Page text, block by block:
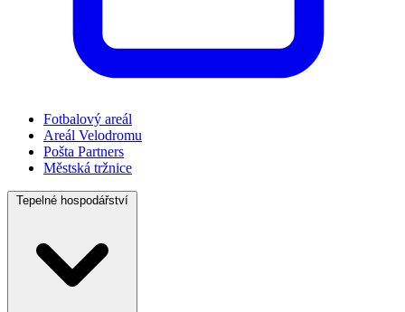
Fotbalový areál
Areál Velodromu
Pošta Partners
Městská tržnice
Tepelné hospodářství